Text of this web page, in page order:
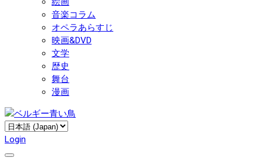
音楽コラム
オペラあらすじ
映画&DVD
文学
歴史
舞台
漫画
Login